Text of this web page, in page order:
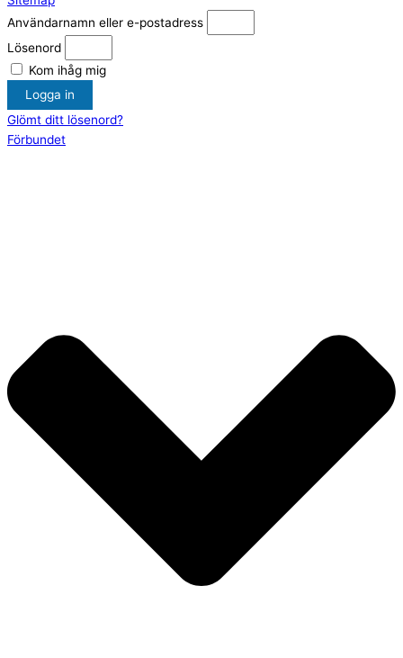
Användarnamn eller e-postadress
Lösenord
Kom ihåg mig
Logga in
Glömt ditt lösenord?
Förbundet